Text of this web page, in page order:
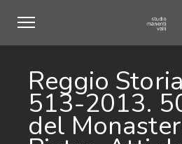
Reggio
513-2013.
del